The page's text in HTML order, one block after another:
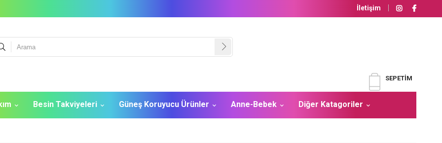
İletişim
SEPETIM
Besin Takviyeleri Güneş Koruyucu Ürünler Anne-Bebek Diğer Katagoriler